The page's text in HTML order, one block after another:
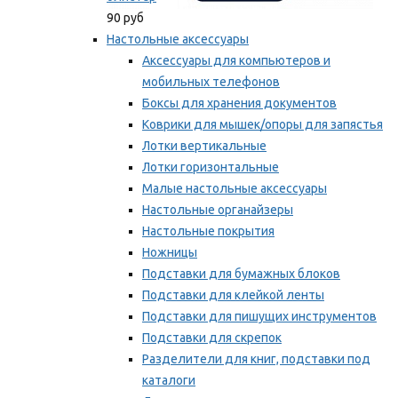
90 руб
Настольные аксессуары
Аксессуары для компьютеров и
мобильных телефонов
Боксы для хранения документов
Коврики для мышек/опоры для запястья
Лотки вертикальные
Лотки горизонтальные
Малые настольные аксессуары
Настольные органайзеры
Настольные покрытия
Ножницы
Подставки для бумажных блоков
Подставки для клейкой ленты
Подставки для пишущих инструментов
Подставки для скрепок
Разделители для книг, подставки под
каталоги